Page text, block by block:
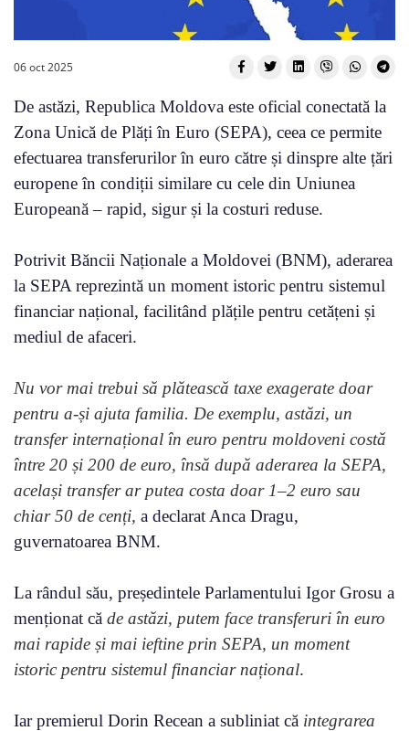
06 oct 2025
De astăzi, Republica Moldova este oficial conectată la
Zona Unică de Plăți în Euro (SEPA), ceea ce permite
efectuarea transferurilor în euro către și dinspre alte țări
europene în condiții similare cu cele din Uniunea
Europeană – rapid, sigur și la costuri reduse.
Potrivit Băncii Naționale a Moldovei (BNM), aderarea
la SEPA reprezintă un moment istoric pentru sistemul
financiar național, facilitând plățile pentru cetățeni și
mediul de afaceri.
Nu vor mai trebui să plătească taxe exagerate doar
pentru a-și ajuta familia. De exemplu, astăzi, un
transfer internațional în euro pentru moldoveni costă
între 20 și 200 de euro, însă după aderarea la SEPA,
același transfer ar putea costa doar 1–2 euro sau
chiar 50 de cenți, a declarat Anca Dragu,
guvernatoarea BNM.
La rândul său, președintele Parlamentului Igor Grosu a
menționat că de astăzi, putem face transferuri în euro
mai rapide și mai ieftine prin SEPA, un moment
istoric pentru sistemul financiar național.
Iar premierul Dorin Recean a subliniat că integrarea